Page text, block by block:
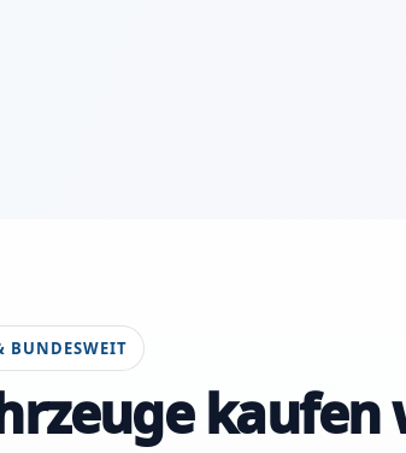
BUNDESWEIT
kaufen